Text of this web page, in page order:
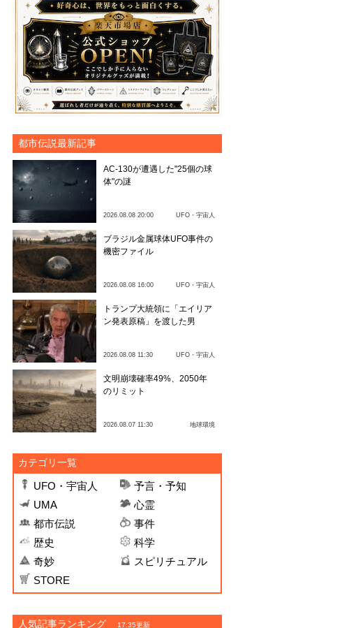
都市伝説最新記事
AC-130が遭遇した"25個の球
体"の謎
2026.08.08 20:00 UFO・宇宙人
ブラジル金属球体UFO事件の
機密ファイル
2026.08.08 16:00 UFO・宇宙人
トランプ大統領に「エイリア
ン発表原稿」を渡した男
2026.08.08 11:30 UFO・宇宙人
文明崩壊確率49%、2050年
のリミット
2026.08.07 11:30 地球環境
カテゴリ一覧
UFO・宇宙人
予言・予知
UMA
心霊
都市伝説
事件
歴史
科学
奇妙
スピリチュアル
STORE
人気記事ランキング 17:35更新